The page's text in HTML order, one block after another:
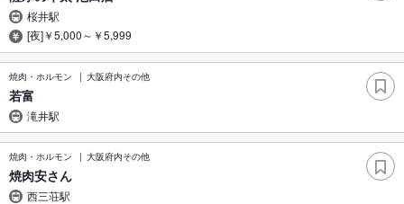
桜井駅
[夜]￥5,000～￥5,999
焼肉・ホルモン 大阪府内その他
若富
滝井駅
焼肉・ホルモン 大阪府内その他
焼肉安さん
西三荘駅